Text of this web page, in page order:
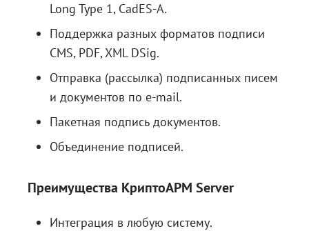
Long Type 1, CadES-A.
Поддержка разных форматов подписи
CMS, PDF, XML DSig.
Отправка (рассылка) подписанных писем
и документов по e-mail.
Пакетная подпись документов.
Объединение подписей.
Преимущества КриптоАРМ Server
Интеграция в любую систему.